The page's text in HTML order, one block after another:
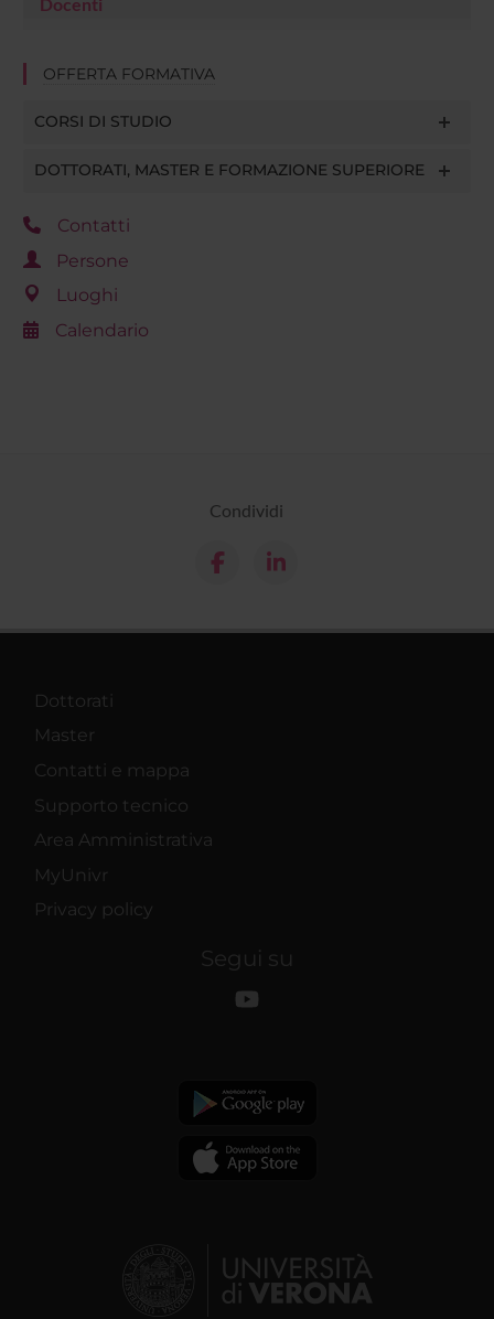
OFFERTA FORMATIVA
CORSI DI STUDIO
DOTTORATI, MASTER E FORMAZIONE SUPERIORE
Contatti
Persone
Luoghi
Calendario
Condividi
Dottorati
Master
Contatti e mappa
Supporto tecnico
Area Amministrativa
MyUnivr
Privacy policy
Segui su